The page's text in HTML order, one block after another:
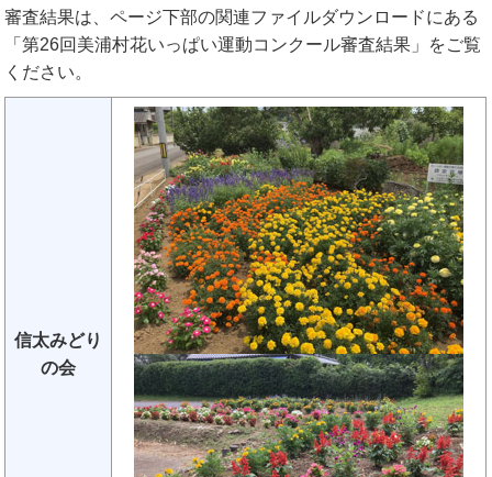
審査結果は、ページ下部の関連ファイルダウンロードにある
「第26回美浦村花いっぱい運動コンクール審査結果」をご覧
ください。
信太みどり
の会